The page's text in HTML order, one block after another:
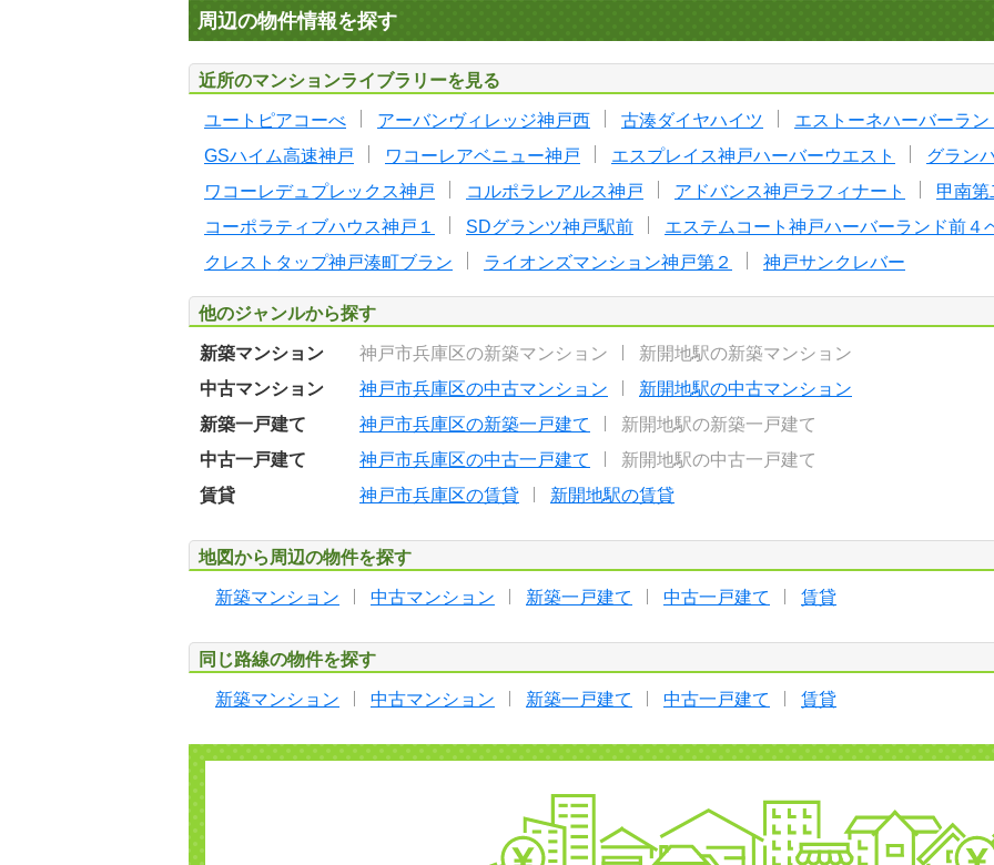
周辺の物件情報を探す
近所のマンションライブラリーを見る
ユートピアコーべ アーバンヴィレッジ神戸西 古湊ダイヤハイツ エストーネハーバーラン
GSハイム高速神戸
ワコーレアベニュー神戸 エスプレイス神戸ハーバーウエスト
グラン
ワコーレデュプレックス神戸
コルポラレアルス神戸 アドバンス神戸ラフィナート 甲南第
コーポラティブハウス神戸１
SDグランツ神戸駅前
エステムコート神戸ハーバーランド前４
クレストタップ神戸湊町ブラン
ライオンズマンション神戸第２ 神戸サンクレバー
他のジャンルから探す
新築マンション 神戸市兵庫区の新築マンション
新開地駅の新築マンション
中古マンション
神戸市兵庫区の中古マンション
新開地駅の中古マンション
新築一戸建て
神戸市兵庫区の新築一戸建て
新開地駅の新築一戸建て
中古一戸建て
神戸市兵庫区の中古一戸建て
新開地駅の中古一戸建て
賃貸
神戸市兵庫区の賃貸 新開地駅の賃貸
地図から周辺の物件を探す
新築マンション 中古マンション 新築一戸建て 中古一戸建て 賃貸
同じ路線の物件を探す
新築マンション 中古マンション 新築一戸建て 中古一戸建て 賃貸